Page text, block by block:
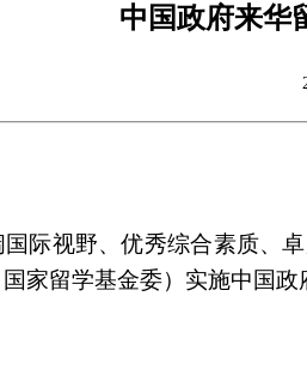
中国政府来华
际视野、优秀综合素质、
家留学基金委）实施中国